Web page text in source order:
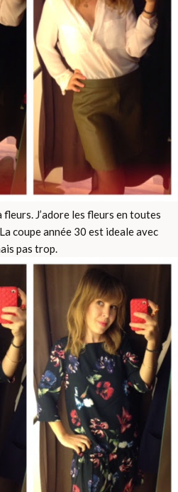
J’adore les fleurs en toutes
coupe année 30 est ideale avec
pas trop.